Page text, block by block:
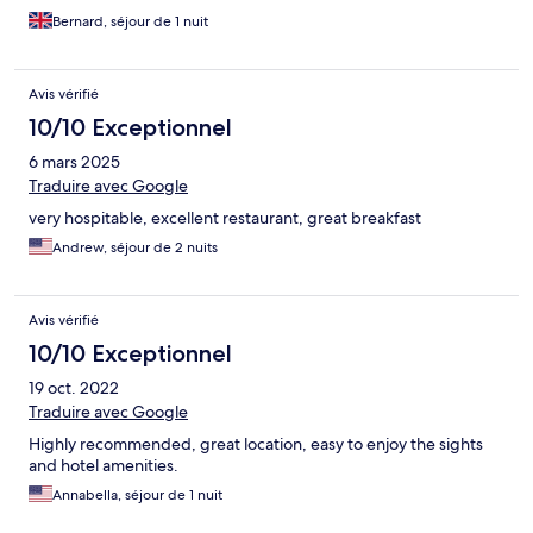
Bernard, séjour de 1 nuit
Avis vérifié
10/10 Exceptionnel
6 mars 2025
Traduire avec Google
very hospitable, excellent restaurant, great breakfast
Andrew, séjour de 2 nuits
Avis vérifié
10/10 Exceptionnel
19 oct. 2022
Traduire avec Google
Highly recommended, great location, easy to enjoy the sights
and hotel amenities.
Annabella, séjour de 1 nuit